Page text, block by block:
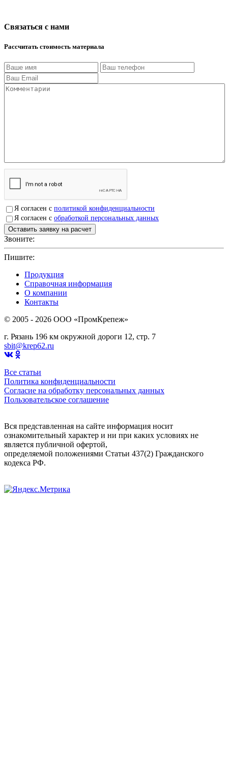
Связаться с нами
Рассчитать стоимость материала
Я согласен с политикой конфиденциальности
Я согласен с обработкой персональных данных
Звоните:
Пишите:
Продукция
Справочная информация
О компании
Контакты
© 2005 - 2026 OOO «ПромКрепеж»
г. Рязань 196 км окружной дороги 12, стр. 7
sbit@krep62.ru
Все статьи
Политика конфиденциальности
Согласие на обработку персональных данных
Пользовательское соглашение
Вся представленная на сайте информация носит
ознакомительный характер и ни при каких условиях не
является публичной офертой,
определяемой положениями Статьи 437(2) Гражданского
кодекса РФ.